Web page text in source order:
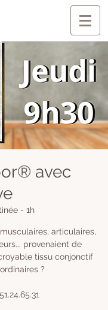
avec
- 1h
articulaires,
provenaient de
tissu conjonctif
?